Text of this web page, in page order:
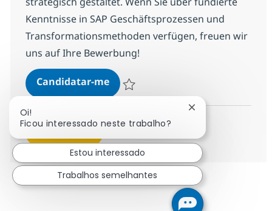
Kenntnisse in SAP Geschäftsprozessen und
Transformationsmethoden verfügen, freuen wir
uns auf Ihre Bewerbung!
Candidatar-meSenior Managing SAP
Guardar Senior Managing SAP
Oi!
Ficou interessado neste trabalho?
Fechar
Estou interessado
Trabalhos semelhantes